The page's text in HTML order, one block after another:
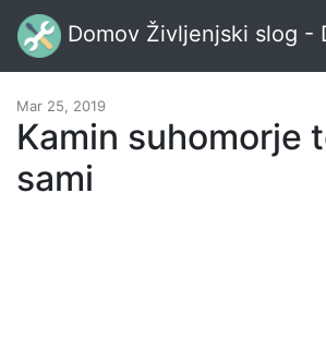
Domov Življenjski slog -
Mar 25, 2019
Kamin suhomorje
sami